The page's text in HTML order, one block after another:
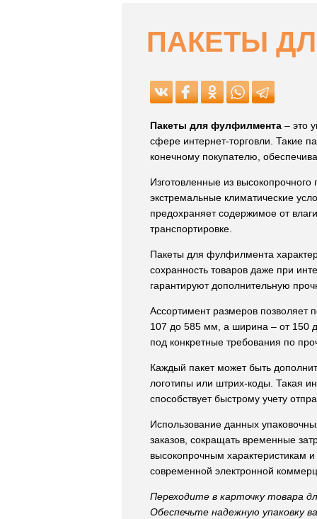
ПАКЕТЫ
Пакеты для фулфилмента – это
сфере интернет-торговли. Такие
конечному покупателю,
Изготовленные из
экстремальные климатические
предохраняет содержимое от
транспортировке.
Пакеты для фулфилмента
сохранность товаров даже при
гарантируют дополнительную
Ассортимент размеров позволяет
107 до 585 мм, а ширина – от 150
под конкретные требования по
Каждый пакет может быть
логотипы или штрих-коды. Такая
способствует быстрому учету
Использование данных
заказов, сокращать временные
высокопрочным характеристикам
современной электронной
Переходите в карточку товара
Обеспечьте надежную упаковку